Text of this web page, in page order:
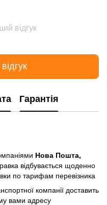
відгук
Гарантія
Нова Пошта,
відбувається щоденно
по тарифам перевізника
компанії доставить
вами адресу